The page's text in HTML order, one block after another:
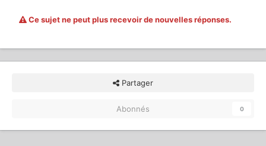
Ce sujet ne peut plus recevoir de nouvelles réponses.
Partager
Abonnés 0